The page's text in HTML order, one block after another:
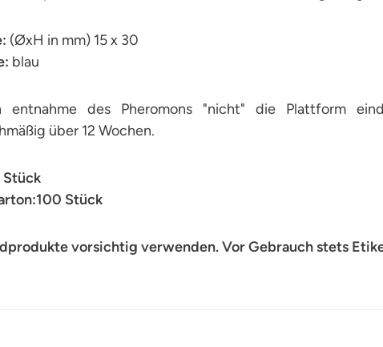
(ØxH in mm) 15 x 30
blau
entnahme des Pheromons "nicht" die Plattform
über 12 Wochen.
Stück
Stück
vorsichtig verwenden. Vor Gebrauch stets